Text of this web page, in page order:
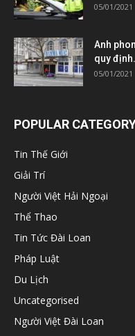
05/01/2021
Anh
quy
05/01/2021
POPULAR
Tin Thế Giới
Giải Trí
Người Việt Hải Ngoại
Thể Thao
Tin Tức Đài Loan
Pháp Luật
Du Lịch
Uncategorised
Người Việt Đài Loan